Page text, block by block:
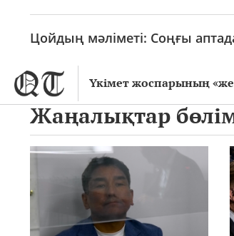
Үкімет жоспарының
Цойдың мәліметі: Соңғы
Жаңалықтар